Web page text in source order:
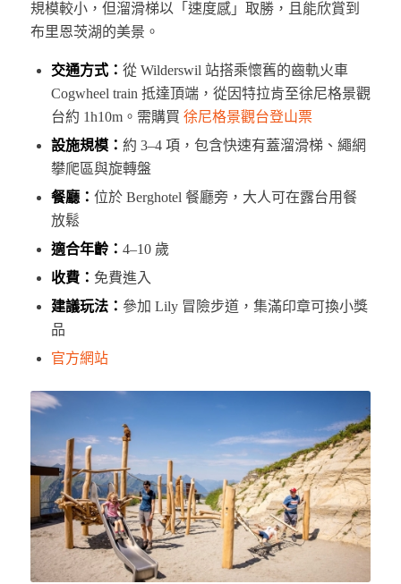
規模較小，但溜滑梯以「速度感」取勝，且能欣賞到
布里恩茨湖的美景。
交通方式： 從 Wilderswil 站搭乘懷舊的齒軌火車
Cogwheel train 抵達頂端，從因特拉肯至徐尼格景觀
台約 1h10m。需購買 徐尼格景觀台登山票
設施規模： 約 3–4 項，包含快速有蓋溜滑梯、繩網
攀爬區與旋轉盤
餐廳： 位於 Berghotel 餐廳旁，大人可在露台用餐
放鬆
適合年齡： 4–10 歲
收費： 免費進入
建議玩法： 參加 Lily 冒險步道，集滿印章可換小獎
品
官方網站